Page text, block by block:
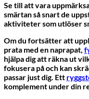
Se till att vara
smärtan så snart de
aktiviteter som utlöser
Om du fortsätter att
prata med en naprapat,
hjälpa dig att räkna ut
fokusera på och kan
passar just dig. Ett
komplement under din